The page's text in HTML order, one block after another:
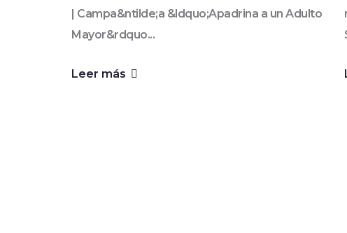
| Campa&ntilde;a &ldquo;Apadrina a un Adulto
Mayor&rdquo...
Leer más